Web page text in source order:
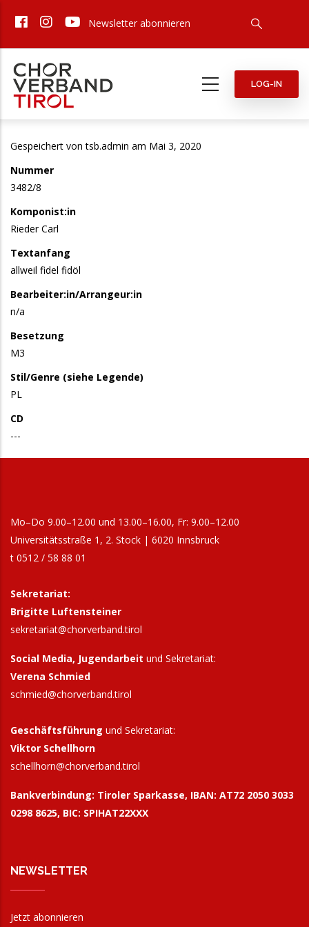
zum
Newsletter abonnieren
LOG-IN
Gespeichert vontsb.admin am Mai 3, 2020
Nummer
3482/8
Komponist:in
Rieder Carl
Textanfang
allweil fidel fidöl
Bearbeiter:in/Arrangeur:in
n/a
Besetzung
M3
Stil/Genre (siehe Legende)
PL
CD
---
Mo–Do 9.00–12.00 und 13.00–16.00, Fr: 9.00–12.00
Universitätsstraße 1, 2. Stock | 6020 Innsbruck
t 0512 / 58 88 01
Sekretariat:
Brigitte Luftensteiner
sekretariat@chorverband.tirol
Social Media, Jugendarbeit und Sekretariat:
Verena Schmied
schmied@chorverband.tirol
Geschäftsführung und Sekretariat:
Viktor Schellhorn
schellhorn@chorverband.tirol
Bankverbindung: Tiroler Sparkasse, IBAN: AT72 2050 3033
0298 8625, BIC: SPIHAT22XXX
NEWSLETTER
Jetzt abonnieren